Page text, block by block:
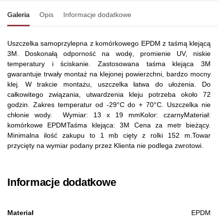
Galeria Opis Informacje dodatkowe
Uszczelka samoprzylepna z komórkowego EPDM z taśmą klejącą
3M. Doskonałą odporność na wodę, promienie UV, niskie
temperatury i ściskanie. Zastosowana taśma klejąca 3M
gwarantuje trwały montaż na klejonej powierzchni, bardzo mocny
klej. W trakcie montażu, uszczelka łatwa do ułożenia. Do
całkowitego związania, utwardzenia kleju potrzeba około 72
godzin. Zakres temperatur od -29°C do + 70°C. Uszczelka nie
chłonie wody.
Wymiar: 13 x 19 mmKolor: czarnyMateriał:
komórkowe EPDMTaśma klejąca: 3M Cena za metr bieżący.
Minimalna ilość zakupu to 1 mb cięty z rolki 152 m.Towar
przycięty na wymiar podany przez Klienta nie podlega zwrotowi.
Informacje dodatkowe
Materiał EPDM